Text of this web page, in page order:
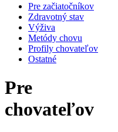
Pre začiatočníkov
Zdravotný stav
Výživa
Metódy chovu
Profily chovateľov
Ostatné
Pre
chovateľov